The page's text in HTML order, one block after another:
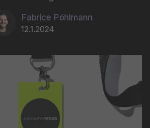
Fabrice Pöhlmann
12.1.2024